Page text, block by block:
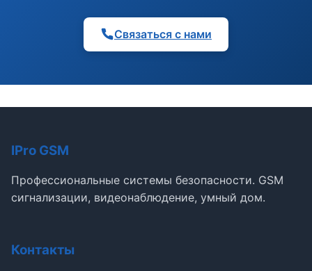
Связаться с нами
IPro GSM
Профессиональные системы безопасности. GSM
сигнализации, видеонаблюдение, умный дом.
Контакты